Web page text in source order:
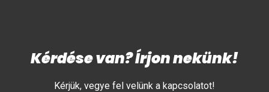
Kérdése van? Írjon nekünk!
Kérjük, vegye fel velünk a kapcsolatot!